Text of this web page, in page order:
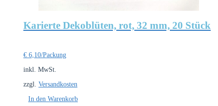
Karierte Dekoblüten, rot, 32 mm, 20 Stück
€ 6,10/Packung
inkl. MwSt.
zzgl. Versandkosten
In den Warenkorb